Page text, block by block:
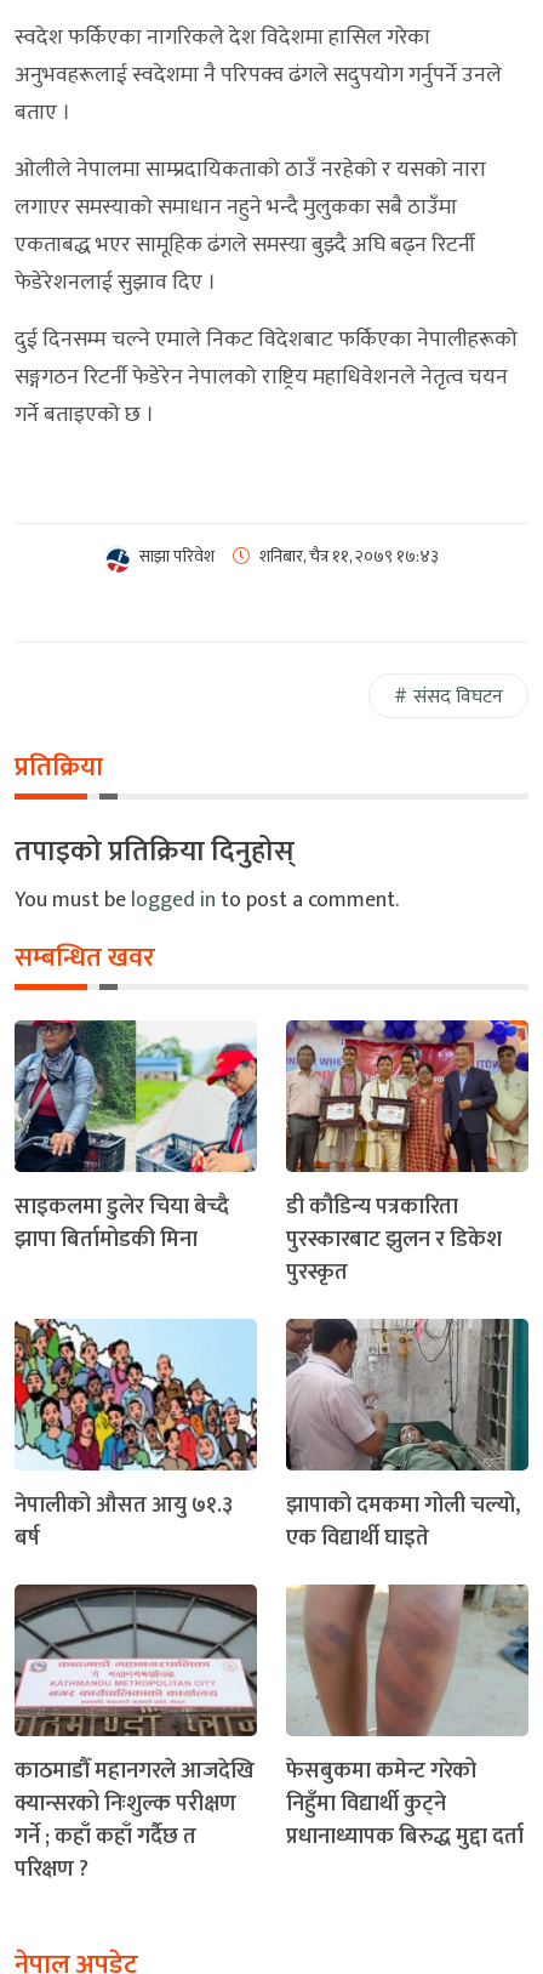
स्वदेश फर्किएका नागरिकले देश विदेशमा हासिल गरेका
अनुभवहरूलाई स्वदेशमा नै परिपक्व ढंगले सदुपयोग गर्नुपर्ने उनले
बताए ।
ओलीले नेपालमा साम्प्रदायिकताको ठाउँ नरहेको र यसको नारा
लगाएर समस्याको समाधान नहुने भन्दै मुलुकका सबै ठाउँमा
एकताबद्ध भएर सामूहिक ढंगले समस्या बुझ्दै अघि बढ्न रिटर्नी
फेडेरेशनलाई सुझाव दिए ।
दुई दिनसम्म चल्ने एमाले निकट विदेशबाट फर्किएका नेपालीहरूको
सङ्गगठन रिटर्नी फेडेरेन नेपालको राष्ट्रिय महाधिवेशनले नेतृत्व चयन
गर्ने बताइएको छ ।
साझा परिवेश शनिबार, चैत्र ११, २०७९ १७:४३
संसद विघटन
प्रतिक्रिया
तपाइको प्रतिक्रिया दिनुहोस्
You must belogged in to post a comment.
सम्बन्धित खवर
साइकलमा डुलेर चिया बेच्दै
झापा बिर्तामोडकी मिना
डी कौडिन्य पत्रकारिता
पुरस्कारबाट झुलन र डिकेश
पुरस्कृत
नेपालीको औसत आयु ७१.३
बर्ष
झापाको दमकमा गोली चल्यो,
एक विद्यार्थी घाइते
काठमाडौँ महानगरले आजदेखि
क्यान्सरको निःशुल्क परीक्षण
गर्ने ; कहाँ कहाँ गर्दैछ त
परिक्षण ?
फेसबुकमा कमेन्ट गरेको
निहुँमा विद्यार्थी कुट्ने
प्रधानाध्यापक बिरुद्ध मुद्दा दर्ता
नेपाल अपडेट